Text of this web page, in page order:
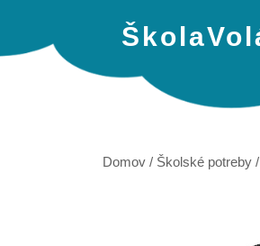
Domov / Školské potreby